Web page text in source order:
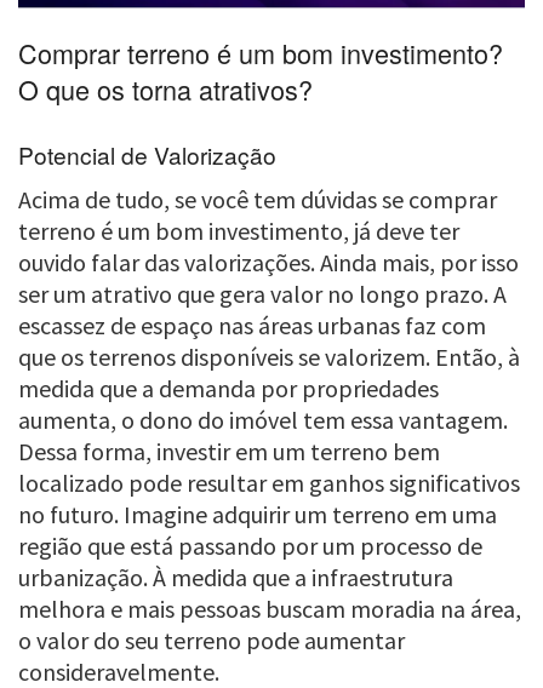
Comprar terreno é um bom investimento?
O que os torna atrativos?
Potencial de Valorização
Acima de tudo, se você tem dúvidas se comprar
terreno é um bom investimento, já deve ter
ouvido falar das valorizações. Ainda mais, por isso
ser um atrativo que gera valor no longo prazo. A
escassez de espaço nas áreas urbanas faz com
que os terrenos disponíveis se valorizem. Então, à
medida que a demanda por propriedades
aumenta, o dono do imóvel tem essa vantagem.
Dessa forma, investir em um terreno bem
localizado pode resultar em ganhos significativos
no futuro. Imagine adquirir um terreno em uma
região que está passando por um processo de
urbanização. À medida que a infraestrutura
melhora e mais pessoas buscam moradia na área,
o valor do seu terreno pode aumentar
consideravelmente.